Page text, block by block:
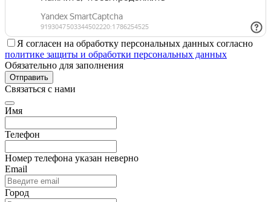
Я согласен на обработку персональных данных согласно
политике защиты и обработки персональных данных
Обязательно для заполнения
Отправить
Связаться с нами
Имя
Телефон
Номер телефона указан неверно
Email
Город